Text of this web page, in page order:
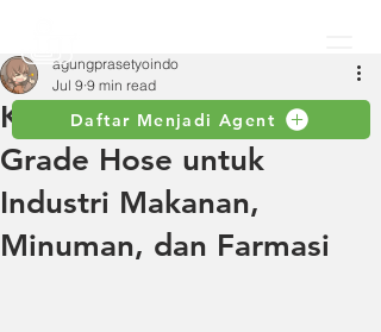
Daftar Menjadi Agent
Keunggulan Toyox Food
Grade Hose untuk
Industri Makanan,
Minuman, dan Farmasi
agungprasetyoindo
Jul 9 9 min read